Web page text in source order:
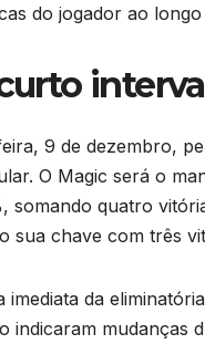
do jogador ao longo
9 de dezembro,
O Magic será o
quatro
chave com três
da
indicaram mudanças